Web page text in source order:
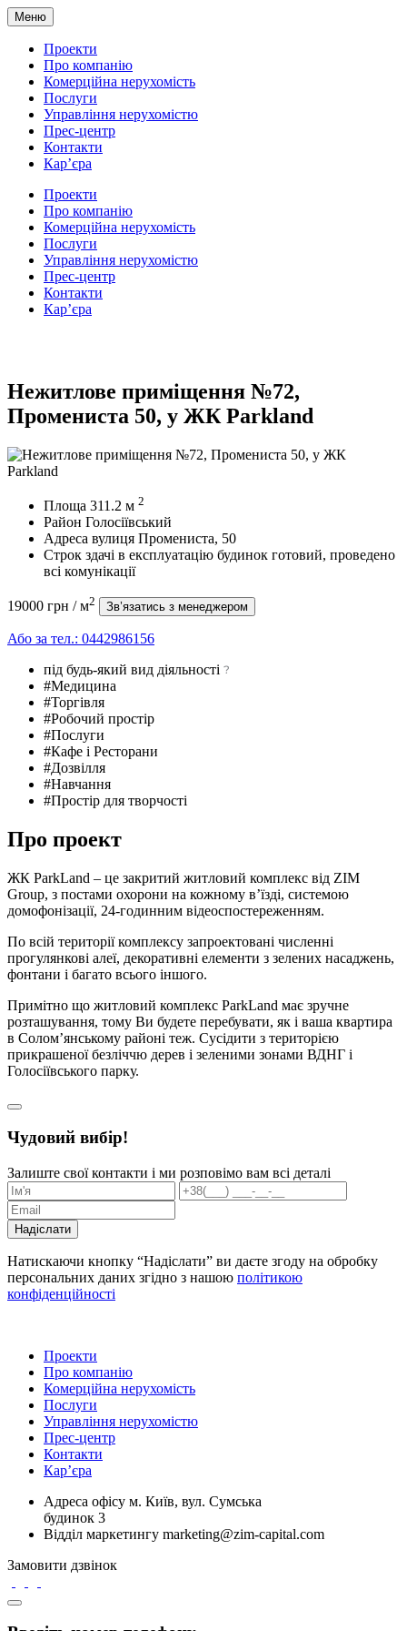
Меню
Проекти
Про компанію
Комерційна нерухомість
Послуги
Управління нерухомістю
Прес-центр
Контакти
Кар’єра
Проекти
Про компанію
Комерційна нерухомість
Послуги
Управління нерухомістю
Прес-центр
Контакти
Кар’єра
Нежитлове примiщення №72,
Промениста 50, у ЖК Parkland
Площа 311.2 м 2
Район Голосіївський
Адреса вулиця Промениста, 50
Строк здачі в експлуатацію будинок готовий, проведено
всі комунікації
19000 грн / м2 Зв’язатись з менеджером
Або за тел.: 0442986156
під будь-який вид діяльності
#Медицина
#Торгівля
#Робочий простір
#Послуги
#Кафе і Ресторани
#Дозвілля
#Навчання
#Простір для творчості
Про проект
ЖК ParkLand – це закритий житловий комплекс від ZIM
Group, з постами охорони на кожному в’їзді, системою
домофонізації, 24-годинним відеоспостереженням.
По всій території комплексу запроектовані численні
прогулянкові алеї, декоративні елементи з зелених насаджень,
фонтани і багато всього іншого.
Примітно що житловий комплекс ParkLand має зручне
розташування, тому Ви будете перебувати, як і ваша квартира
в Солом’янському районі теж. Сусідити з територією
прикрашеної безліччю дерев і зеленими зонами ВДНГ і
Голосіївського парку.
Чудовий вибір!
Залиште свої контакти і ми розповімо вам всі деталі
Надіслати
Натискаючи кнопку “Надіслати” ви даєте згоду на обробку
персональних даних згідно з нашою політикою
конфіденційності
Проекти
Про компанію
Комерційна нерухомість
Послуги
Управління нерухомістю
Прес-центр
Контакти
Кар’єра
Адреса офісу м. Київ, вул. Сумська
будинок 3
Відділ маркетингу marketing@zim-capital.com
Замовити дзвінок